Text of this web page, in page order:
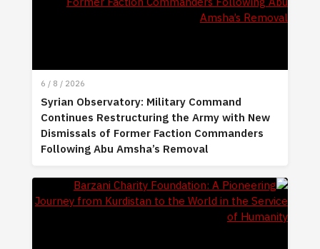
6 / 8 / 2026
Syrian Observatory: Military Command
Continues Restructuring the Army with New
Dismissals of Former Faction Commanders
Following Abu Amsha’s Removal